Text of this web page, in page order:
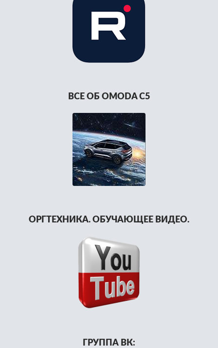
ВСЕ ОБ OMODA C5
ОРГТЕХНИКА. ОБУЧАЮЩЕЕ ВИДЕО.
ГРУППА ВК: